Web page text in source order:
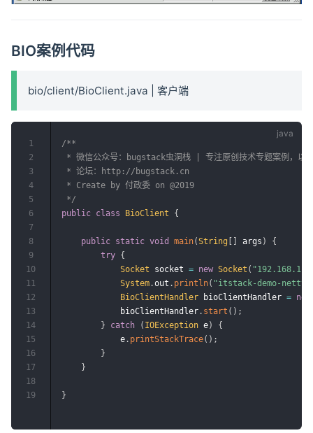
BIO案例代码
bio/client/BioClient.java | 客户端
/**
* 微信公众号：bugstack虫洞栈 | 专注原创技术专题案例，以最
* 论坛：http://bugstack.cn
* Create by 付政委 on @2019
*/
public class BioClient {
public static void main(String [ ] args )
{
try {
Socket socket = new Socket (
System .out . println( "itstack-demo-netty
BioClientHandler bioClientHandler = new
            bioClientHandler
. start ( ) ;
}
catch ( IOException e)
{
            e
. printStackTrace( ) ;
}
}
}
1
2
3
4
5
6
7
8
9
10
11
12
13
14
15
16
17
18
19